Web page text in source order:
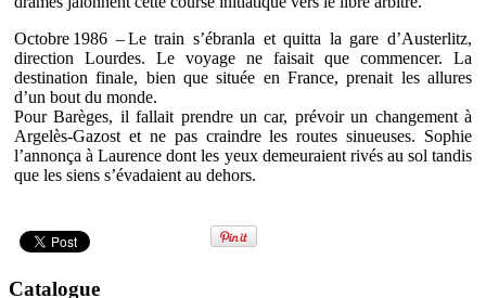
Octobre 1986 – Le train s’ébranla et quitta la gare d’Austerlitz,
direction Lourdes. Le voyage ne faisait que commencer. La
destination finale, bien que située en France, prenait les allures
d’un bout du monde.
Pour Barèges, il fallait prendre un car, prévoir un changement à
Argelès-Gazost et ne pas craindre les routes sinueuses. Sophie
l’annonça à Laurence dont les yeux demeuraient rivés au sol tandis
que les siens s’évadaient au dehors.
Catalogue